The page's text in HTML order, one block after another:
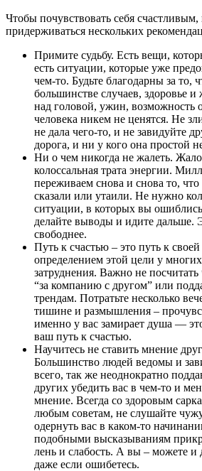
Чтобы почувствовать себя счастливым,
придерживаться нескольких
Примите судьбу. Есть вещи,
есть ситуации, которые уже
чем-то. Будьте благодарны за то,
большинстве случаев, здоровье
над головой, ужин, возможность
человека никем не ценятся. Не
не дала чего-то, и не завидуйте
дорога, и ни у кого она простой
Ни о чем никогда не жалеть.
колоссальная трата энергии.
переживаем снова и снова то, что
сказали или утаили. Не нужно
ситуации, в которых вы
делайте выводы и идите дальше.
свободнее.
Путь к счастью – это путь к
определением этой цели у
затруднения. Важно не
“за компанию с другом” или
трендам. Потратьте несколько
тишине и размышления –
именно у вас замирает душа —
ваш путь к счастью.
Научитесь не ставить мнение
Большинство людей ведомы и
всего, так же неоднократно
других убедить вас в чем-то и
мнение. Всегда со здоровым
любым советам, не слушайте
одернуть вас в каком-то
подобными высказываниям
лень и слабость. А вы – можете и
даже если ошибетесь.